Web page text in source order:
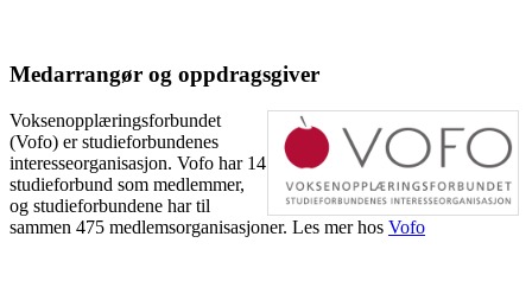
Medarrangør og oppdragsgiver
Voksenopplæringsforbundet
(Vofo) er studieforbundenes
interesseorganisasjon. Vofo har 14
studieforbund som medlemmer,
og studieforbundene har til
sammen 475 medlemsorganisasjoner. Les mer hos Vofo